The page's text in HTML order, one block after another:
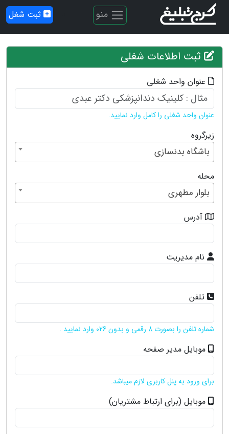
منو ثبت شغل
ثبت اطلاعات شغلی
عنوان واحد شغلی
عنوان واحد شغلی را کامل وارد نمایید.
زیرگروه
باشگاه بدنسازی
محله
بلوار مطهری
آدرس
نام مدیریت
تلفن
شماره تلفن را بصورت 8 رقمی و بدون 026 وارد نمایید .
موبایل مدیر صفحه
برای ورود به پنل کاربری لازم میباشد.
موبایل (برای ارتباط مشتریان)